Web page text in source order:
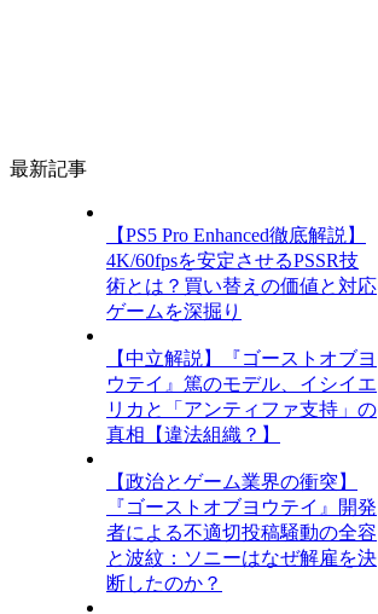
最新記事
【PS5 Pro Enhanced徹底解説】
4K/60fpsを安定させるPSSR技
術とは？買い替えの価値と対応
ゲームを深掘り
【中立解説】『ゴーストオブヨ
ウテイ』篤のモデル、イシイエ
リカと「アンティファ支持」の
真相【違法組織？】
【政治とゲーム業界の衝突】
『ゴーストオブヨウテイ』開発
者による不適切投稿騒動の全容
と波紋：ソニーはなぜ解雇を決
断したのか？